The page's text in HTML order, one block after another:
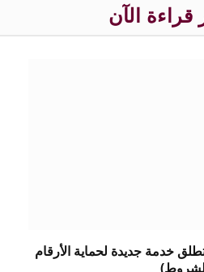
قراءة الآن
خدمة جديدة لحماية الأرقام